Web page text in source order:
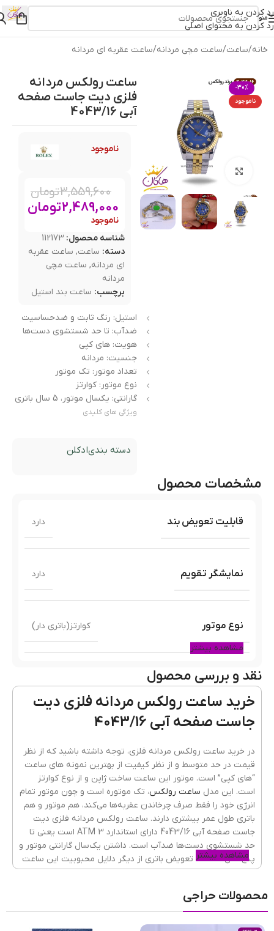
رد کردن به ناوبری
رد کردن به محتوای اصلی
منو
خانه/ساعت/ساعت مچی مردانه/ساعت عقربه ای مردانه
-30%
ناموجود
بزرگنمایی تصویر
ساعت رولکس مردانه
فلزی دیت جاست صفحه
آبی 4043/16
ناموجود
3,559,600تومان
2,489,000تومان
ناموجود
شناسه محصول: 112173
دسته: ساعت, ساعت عقربه
ای مردانه, ساعت مچی
مردانه
برچسب: ساعت بند استیل
استیل: رنگ ثابت و ضدحساسیت
ضدآب: تا حد شستشوی دست‌ها
هویت: های کپی
جنسیت: مردانه
تعداد موتور: تک موتور
نوع موتور: کوارتز
گارانتی: یکسال موتور، 5 سال باتری
ویژگی های کلیدی
دسته بندیادکلن
مشخصات محصول
قابلیت تعویض بند دارد
نمایشگر تقویم دارد
نوع موتور کوارتز(باتری دار)
رنگ قاب
جنس قاب
رنگ بند نقره ای طلایی
جنسیت ساعت مردانه
مشاهده بیشتر
نقد و بررسی محصول
خرید ساعت رولکس مردانه فلزی دیت
جاست صفحه آبی 4043/16
در خرید ساعت رولکس مردانه فلزی، توجه داشته باشید که از نظر
قیمت در حد متوسط و از نظر کیفیت از بهترین نمونه های ساعت
“های کپی” است. موتور این ساعت ساخت ژاپن و از نوع کوارتز
است. این مدل ساعت رولکس، تک موتوره است و چون موتور تمام
انرژی خود را فقط صرف چرخاندن عقربه‌ها می‌کند، هم موتور و هم
باتری طول عمر بیشتری دارند. ساعت رولکس مردانه فلزی دیت
جاست صفحه آبی 4043/16 دارای استاندارد 3 ATM است یعنی تا
حد شستشوی دست‌ها ضدآب است. داشتن یک‌سال گارانتی موتور و
پنج سال ضمانت تعویض باتری از دیگر دلایل محبوبیت این ساعت
است. اینساعت مچی مردانه شیکبیشتر برای استایل کژوال و
بیندازید و به مهمانی، خرید یا دانشگاه بروید.
مشاهده بیشتر
محصولات حراجی